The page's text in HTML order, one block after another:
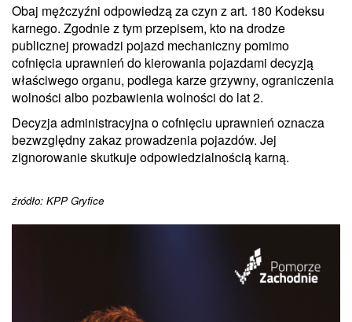
Obaj mężczyźni odpowiedzą za czyn z art. 180 Kodeksu
karnego. Zgodnie z tym przepisem, kto na drodze
publicznej prowadzi pojazd mechaniczny pomimo
cofnięcia uprawnień do kierowania pojazdami decyzją
właściwego organu, podlega karze grzywny, ograniczenia
wolności albo pozbawienia wolności do lat 2.
Decyzja administracyjna o cofnięciu uprawnień oznacza
bezwzględny zakaz prowadzenia pojazdów. Jej
zignorowanie skutkuje odpowiedzialnością karną.
źródło: KPP Gryfice